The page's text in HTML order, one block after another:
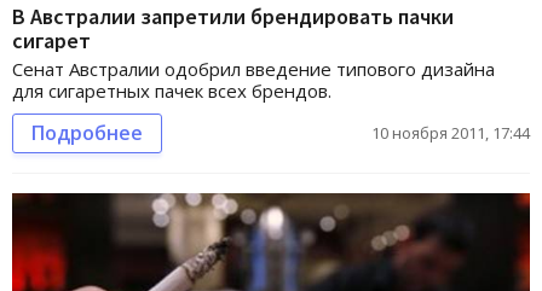
В Австралии запретили брендировать пачки
сигарет
Сенат Австралии одобрил введение типового дизайна
для сигаретных пачек всех брендов.
Подробнее 10 ноября 2011, 17:44